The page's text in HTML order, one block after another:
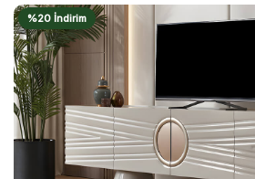
%20 İndirim